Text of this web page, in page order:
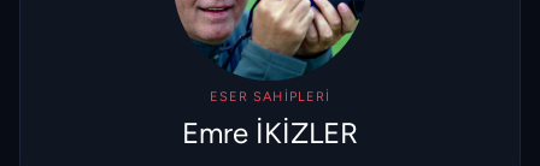
ESER SAHIPLERI
Emre İKİZLER